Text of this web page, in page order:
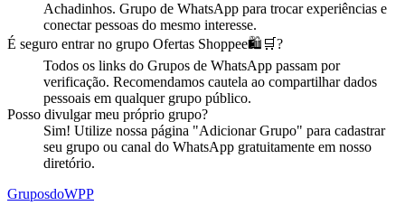
Achadinhos. Grupo de WhatsApp para trocar experiências e
conectar pessoas do mesmo interesse.
É seguro entrar no grupo Ofertas Shoppee🛍️🛒?
Todos os links do Grupos de WhatsApp passam por
verificação. Recomendamos cautela ao compartilhar dados
pessoais em qualquer grupo público.
Posso divulgar meu próprio grupo?
Sim! Utilize nossa página "Adicionar Grupo" para cadastrar
seu grupo ou canal do WhatsApp gratuitamente em nosso
diretório.
GruposdoWPP